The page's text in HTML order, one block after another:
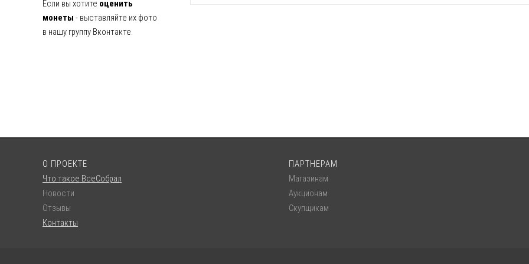
Если вы хотите оценить
монеты - выставляйте их фото
в нашу группу Вконтакте.
О ПРОЕКТЕ
Что такое ВсеСобрал
Новости
Отзывы
Контакты
ПАРТНЕРАМ
Магазинам
Аукционам
Скупщикам